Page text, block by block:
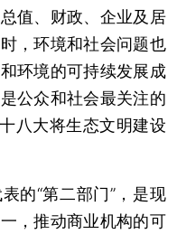
值、财政、企业及居
，环境和社会问题也
环境的可持续发展成
公众和社会最关注的
八大将生态文明建设
“第二部门”，是现
，推动商业机构的可